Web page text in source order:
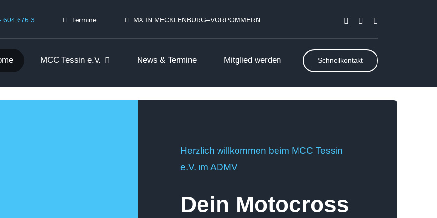
604 676 3 Termine MX IN MECKLENBURG–VORPOMMERN
MCC Tessin e.V. News & Termine Mitglied werden Schnellkontakt
Herzlich willkommen beim MCC Tessin
e.V. im ADMV
Dein Motocross